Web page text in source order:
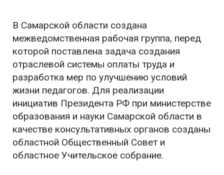
В Самарской области создана
межведомственная рабочая группа, перед
которой поставлена задача создания
отраслевой системы оплаты труда и
разработка мер по улучшению условий
жизни педагогов. Для реализации
инициатив Президента РФ при министерстве
образования и науки Самарской области в
качестве консультативных органов созданы
областной Общественный Совет и
областное Учительское собрание.